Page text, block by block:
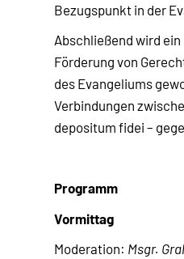
Bezugspunkt in der
Abschließend wird
Förderung von
des Evangeliums
Verbindungen
depositum fidei –
Programm
Vormittag
Moderation: Msgr.